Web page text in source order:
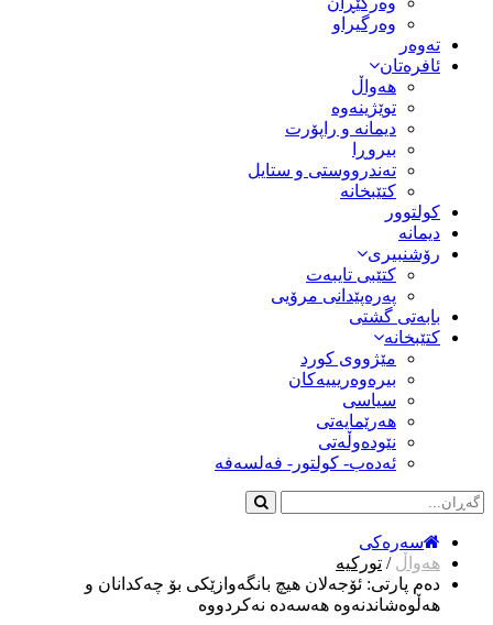
وەرگیراو
تەوەر
ئافرەتان
هەواڵ
توێژینەوە
دیمانە و راپۆرت
بیروڕا
تەندرووستی و ستایل
کتێبخانە
کولتوور
دیمانە
رۆشنبیری
کتێبی تایبەت
پەرەپێدانی مرۆیی
بابەتی گشتی
کتێبخانە
مێژووى کورد
بیرەوەریییەکان
سیاسى
هەرێمایەتی
نێودەوڵەتی
ئەدەب- کولتور- فەلسەفە
سەرەکی
هەواڵ / تورکیە
دەم پارتی: ئۆجەلان هیچ بانگەوازێکی بۆ چەکدانان و
هەڵوەشاندنەوە هەسەدە نەکردووە